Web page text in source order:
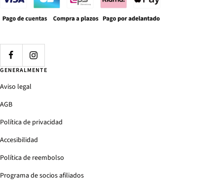
GENERALMENTE
Aviso legal
AGB
Política de privacidad
Accesibilidad
Política de reembolso
Programa de socios afiliados